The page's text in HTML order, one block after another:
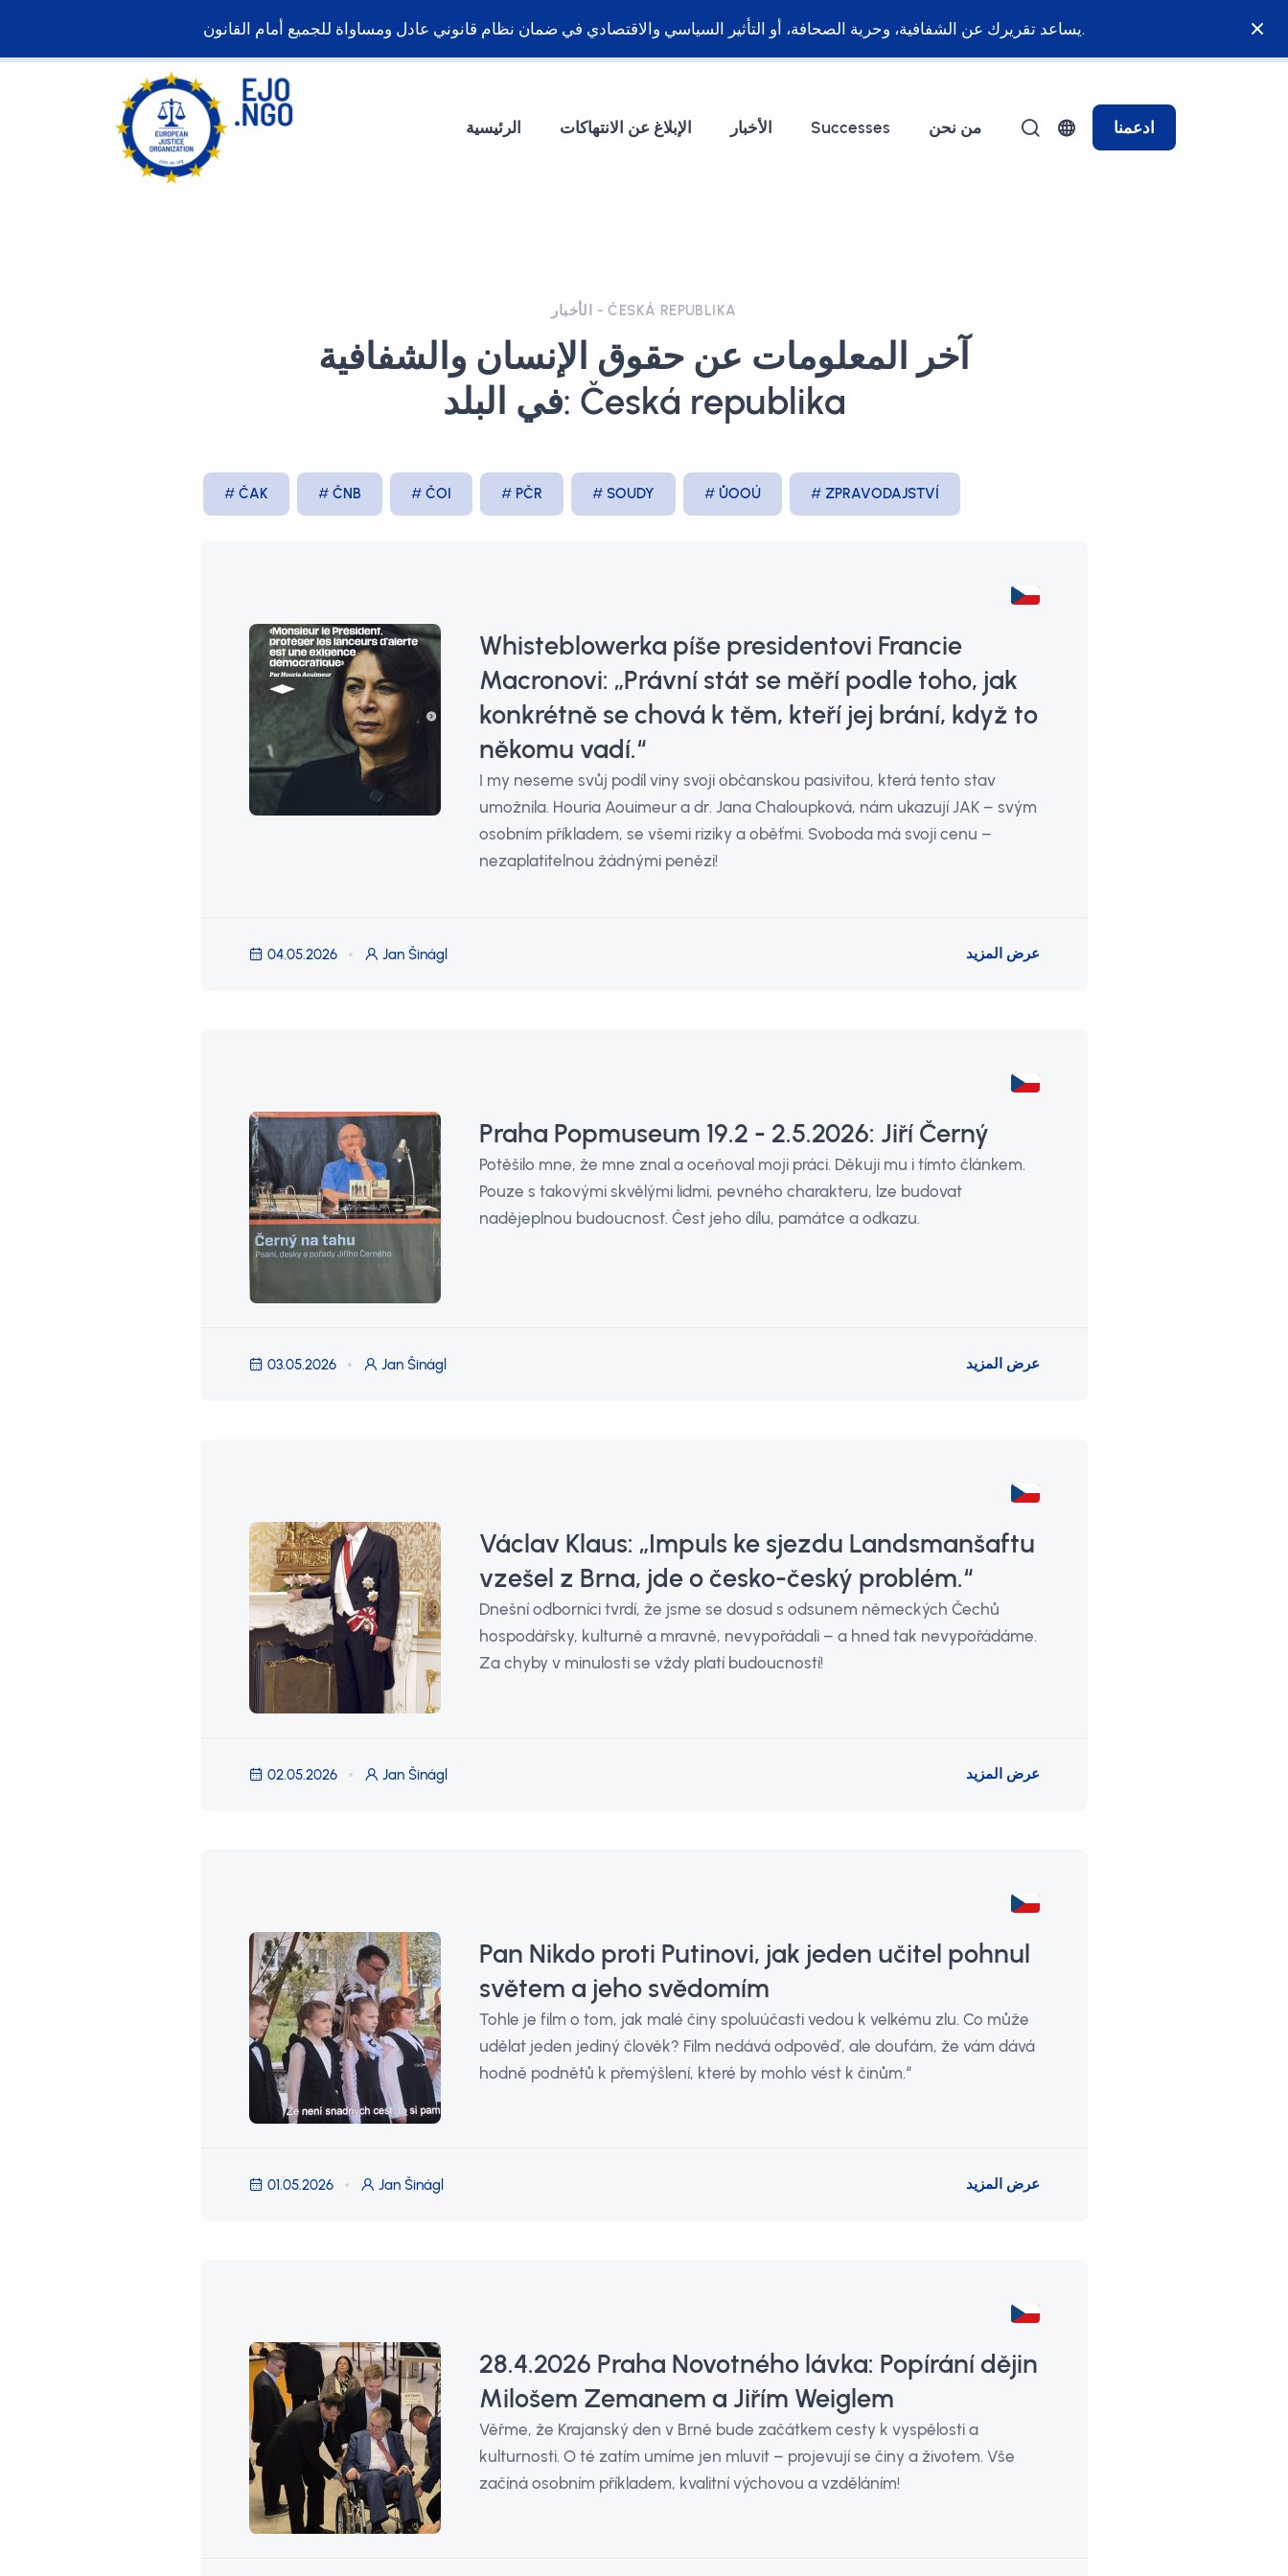
يساعد تقريرك عن الشفافية، وحرية الصحافة، أو التأثير السياسي والاقتصادي في ضمان نظام قانوني عادل ومساواة للجميع أمام القانون.
الرئيسية الإبلاغ عن الانتهاكات الأخبار Successes من نحن ادعمنا
الأخبار - ČESKÁ REPUBLIKA
آخر المعلومات عن حقوق الإنسان والشفافية
في البلد: Česká republika
ČAK ČNB ČOI PČR SOUDY ŮOOÚ ZPRAVODAJSTVÍ
Whisteblowerka píše presidentovi Francie
Macronovi: „Právní stát se měří podle toho, jak
konkrétně se chová k těm, kteří jej brání, když to
někomu vadí.“
I my neseme svůj podíl viny svoji občanskou pasivitou, která tento stav
umožnila. Houria Aouimeur a dr. Jana Chaloupková, nám ukazují JAK – svým
osobním příkladem, se všemi riziky a oběťmi. Svoboda má svoji cenu –
nezaplatitelnou žádnými penězi!
04.05.2026 Jan Šinágl عرض المزيد
Praha Popmuseum 19.2 - 2.5.2026: Jiří Černý
Potěšilo mne, že mne znal a oceňoval moji práci. Děkuji mu i tímto článkem.
Pouze s takovými skvělými lidmi, pevného charakteru, lze budovat
nadějeplnou budoucnost. Čest jeho dílu, památce a odkazu.
03.05.2026 Jan Šinágl عرض المزيد
Václav Klaus: „Impuls ke sjezdu Landsmanšaftu
vzešel z Brna, jde o česko-český problém.“
Dnešní odborníci tvrdí, že jsme se dosud s odsunem německých Čechů
hospodářsky, kulturně a mravně, nevypořádali – a hned tak nevypořádáme.
Za chyby v minulosti se vždy platí budoucností!
02.05.2026 Jan Šinágl عرض المزيد
Pan Nikdo proti Putinovi, jak jeden učitel pohnul
světem a jeho svědomím
Tohle je film o tom, jak malé činy spoluúčasti vedou k velkému zlu. Co může
udělat jeden jediný člověk? Film nedává odpověď, ale doufám, že vám dává
hodně podnětů k přemýšlení, které by mohlo vést k činům.“
01.05.2026 Jan Šinágl عرض المزيد
28.4.2026 Praha Novotného lávka: Popírání dějin
Milošem Zemanem a Jiřím Weiglem
Věřme, že Krajanský den v Brně bude začátkem cesty k vyspělosti a
kulturnosti. O té zatím umíme jen mluvit – projevují se činy a životem. Vše
začíná osobním příkladem, kvalitní výchovou a vzděláním!